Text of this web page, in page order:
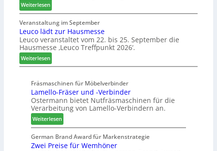
c
h
t
s
j
a
h
r
r
ö
r
t
e
r
t
Z
k
u
n
f
t
n
e
n
b
a
u
i
i
a
l
i
s
i
e
Weiterlesen:
E
l
v
e
d
u
d
H
u
b
t
e
x
s
Veranstaltung im September
Leuco lädt zur Hausmesse
Leuco veranstaltet vom 22. bis 25. September die
Hausmesse ‚Leuco Treffpunkt 2026‘.
Weiterlesen:
L
u
o
l
ä
d
t
z
Fräsmaschinen für Möbelverbinder
Lamello-Fräser und -Verbinder
Ostermann bietet Nutfräsmaschinen für die
Verarbeitung von Lamello-Verbindern an.
Weiterlesen:
L
a
m
German Brand Award für Markenstrategie
Zwei Preise für Wemhöner